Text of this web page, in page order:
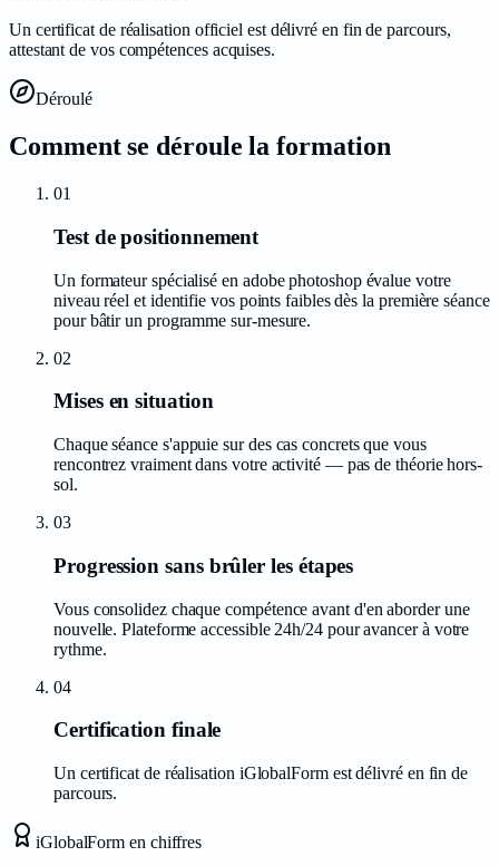
Un certificat de réalisation officiel est délivré en fin de parcours,
attestant de vos compétences acquises.
Déroulé
Comment se déroule la formation
01
Test de positionnement
Un formateur spécialisé en adobe photoshop évalue votre
niveau réel et identifie vos points faibles dès la première séance
pour bâtir un programme sur-mesure.
02
Mises en situation
Chaque séance s'appuie sur des cas concrets que vous
rencontrez vraiment dans votre activité — pas de théorie hors-
sol.
03
Progression sans brûler les étapes
Vous consolidez chaque compétence avant d'en aborder une
nouvelle. Plateforme accessible 24h/24 pour avancer à votre
rythme.
04
Certification finale
Un certificat de réalisation iGlobalForm est délivré en fin de
parcours.
iGlobalForm en chiffres